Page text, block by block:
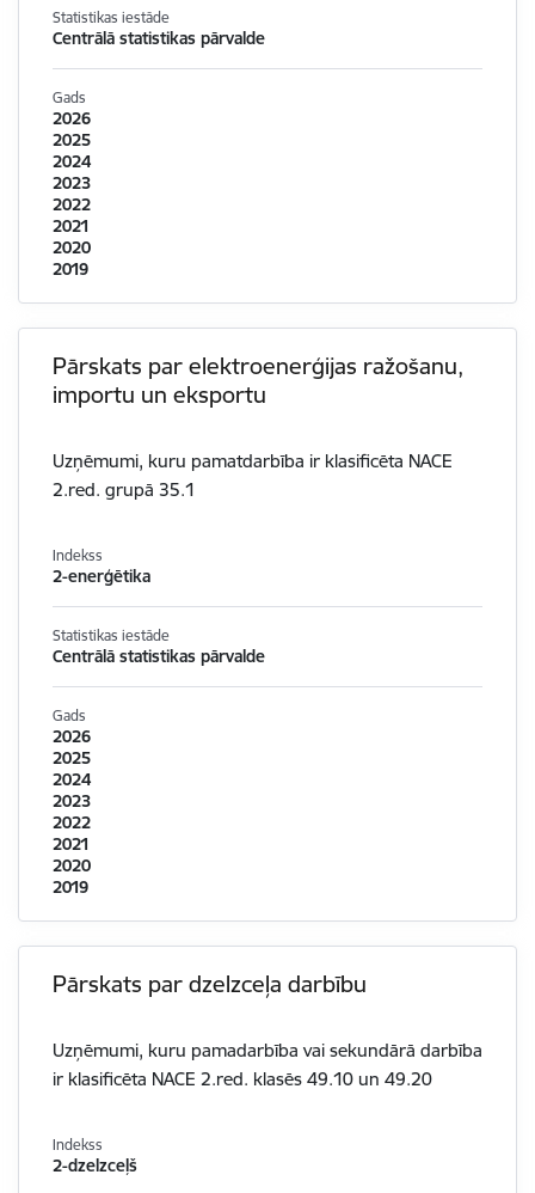
Statistikas iestāde
Centrālā statistikas pārvalde
Gads
2026
2025
2024
2023
2022
2021
2020
2019
Pārskats par elektroenerģijas ražošanu,
importu un eksportu
Uzņēmumi, kuru pamatdarbība ir klasificēta NACE
2.red. grupā 35.1
Indekss
2-enerģētika
Statistikas iestāde
Centrālā statistikas pārvalde
Gads
2026
2025
2024
2023
2022
2021
2020
2019
Pārskats par dzelzceļa darbību
Uzņēmumi, kuru pamadarbība vai sekundārā darbība
ir klasificēta NACE 2.red. klasēs 49.10 un 49.20
Indekss
2-dzelzceļš